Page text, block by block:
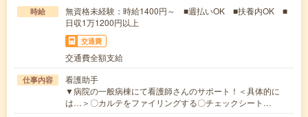
時給
無資格未経験：時給1400円～ ■週払いOK ■扶養内OK ■
日収1万1200円以上
交通費
交通費全額支給
仕事内容
看護助手
▼病院の一般病棟にて看護師さんのサポート！＜具体的に
は…＞〇カルテをファイリングする〇チェックシート…